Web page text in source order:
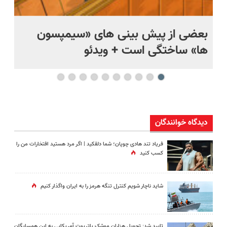
بعضی از پیش بینی های «سیمپسون
ها» ساختگی است + ویدئو
دیدگاه خوانندگان
فریاد تند هادی چوپان؛‌ شما دلقکید | اگر مرد هستید افتخارات من را
کسب کنید
شاید ناچار شویم کنترل تنگه هرمز را به ایران واگذار کنیم